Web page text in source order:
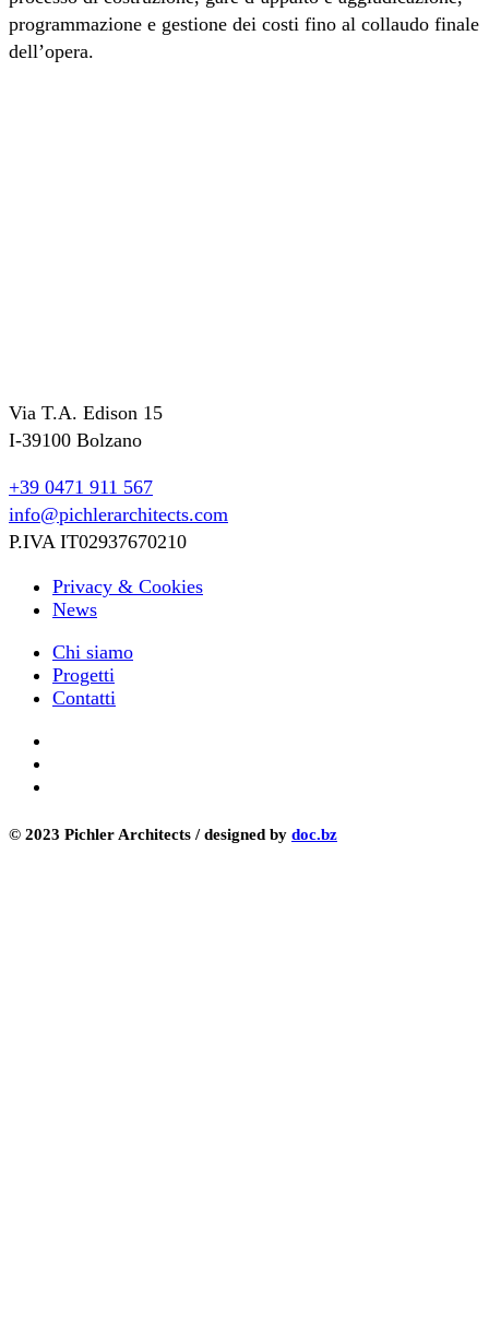
programmazione e gestione dei costi fino al collaudo finale
dell’opera.
Via T.A. Edison 15
I-39100 Bolzano
+39 0471 911 567
info@pichlerarchitects.com
P.IVA IT02937670210
Privacy & Cookies
News
Chi siamo
Progetti
Contatti
© 2023 Pichler Architects / designed by doc.bz